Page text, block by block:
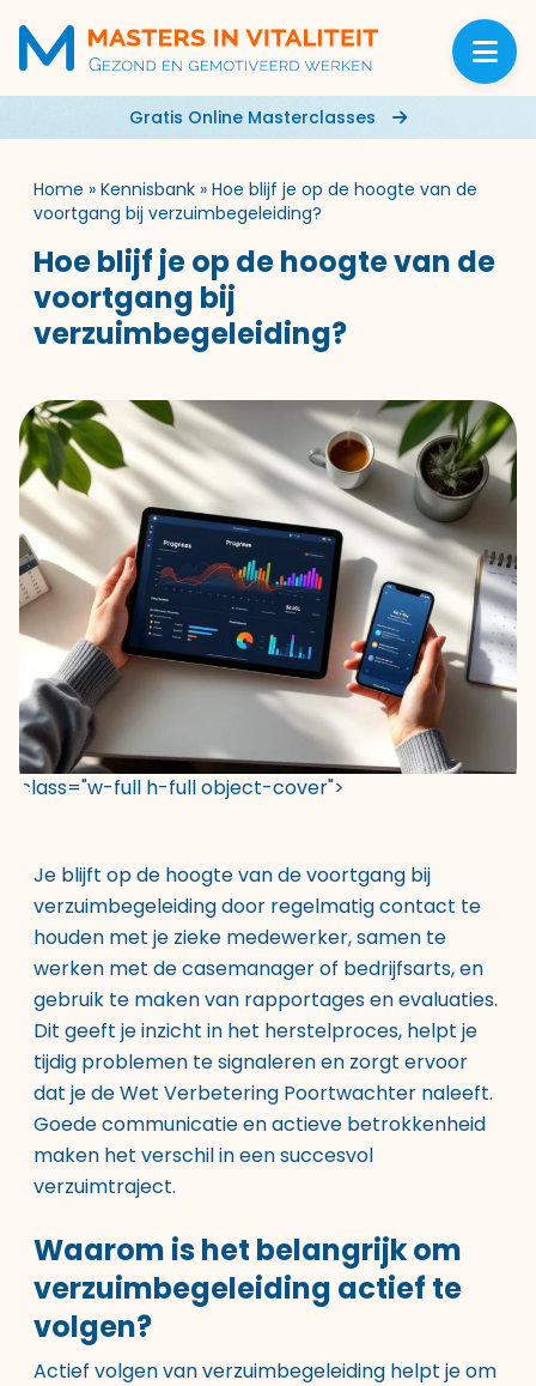
Gratis Online Masterclasses
Home » Kennisbank » Hoe blijf je op de hoogte van de
voortgang bij verzuimbegeleiding?
Hoe blijf je op de hoogte van de
voortgang bij
verzuimbegeleiding?
class="w-full h-full object-cover">
Je blijft op de hoogte van de voortgang bij
verzuimbegeleiding door regelmatig contact te
houden met je zieke medewerker, samen te
werken met de casemanager of bedrijfsarts, en
gebruik te maken van rapportages en evaluaties.
Dit geeft je inzicht in het herstelproces, helpt je
tijdig problemen te signaleren en zorgt ervoor
dat je de Wet Verbetering Poortwachter naleeft.
Goede communicatie en actieve betrokkenheid
maken het verschil in een succesvol
verzuimtraject.
Waarom is het belangrijk om
verzuimbegeleiding actief te
volgen?
Actief volgen van verzuimbegeleiding helpt je om